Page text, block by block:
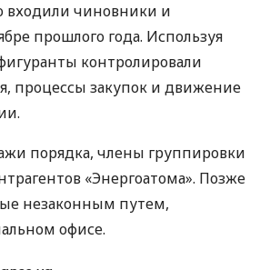
входили чиновники и
прошлого года. Используя
контролировали
процессы закупок и движение
порядка, члены группировки
«Энергоатома». Позже
незаконным путем,
офисе.